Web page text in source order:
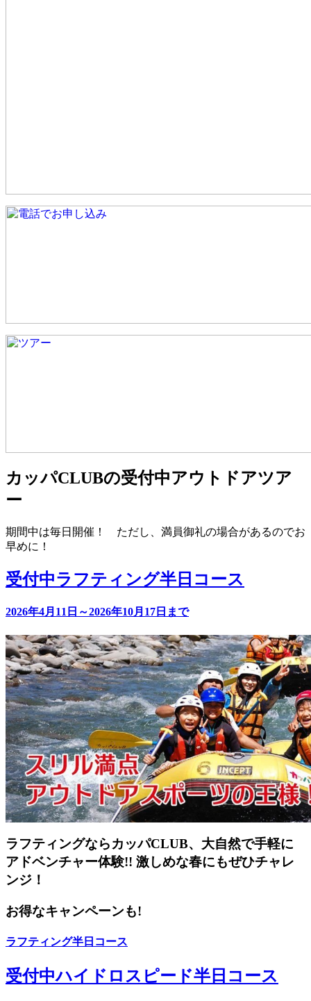
カッパCLUBの受付中アウトドアツア
ー
期間中は毎日開催！ ただし、満員御礼の場合があるのでお
早めに！
受付中ラフティング半日コース
2026年4月11日～2026年10月17日まで
ラフティングならカッパCLUB、大自然で手軽に
アドベンチャー体験!! 激しめな春にもぜひチャレ
ンジ！
お得なキャンペーンも!
ラフティング半日コース
受付中ハイドロスピード半日コース